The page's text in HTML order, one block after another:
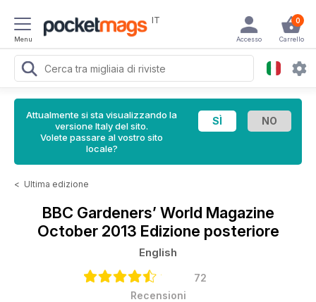
Menu
IT 0
Carrello
Accesso
Attualmente si sta visualizzando la
versione Italy del sito.
Volete passare al vostro sito
locale?
< Ultima edizione
BBC Gardeners’ World Magazine
October 2013 Edizione posteriore
English
72
Recensioni